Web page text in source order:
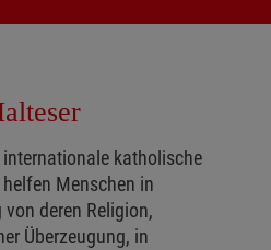
katholische
Menschen in
deren Religion,
Überzeugung, in